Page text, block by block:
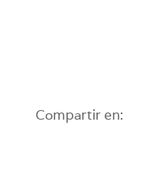
Compartir en: